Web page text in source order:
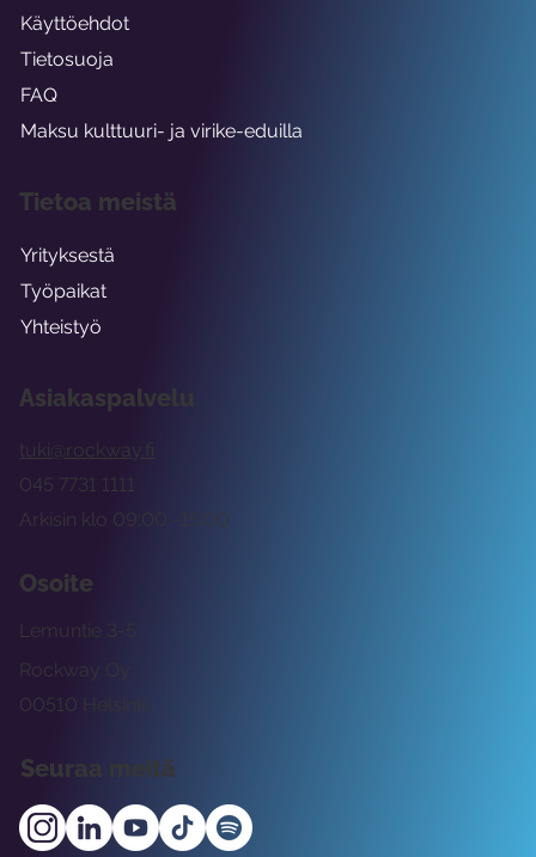
Asiakaspalvelu
tuki@rockway.fi
Arkisin klo 09:00 -15:00
045 7731 1111
Osoite
Rockway Oy
Lemuntie 3-5
00510 Helsinki
Seuraa meitä
Käyttöehdot
Tietosuoja
FAQ
Maksu kulttuuri- ja virike-eduilla
Tietoa meistä
Yrityksestä
Työpaikat
Yhteistyö